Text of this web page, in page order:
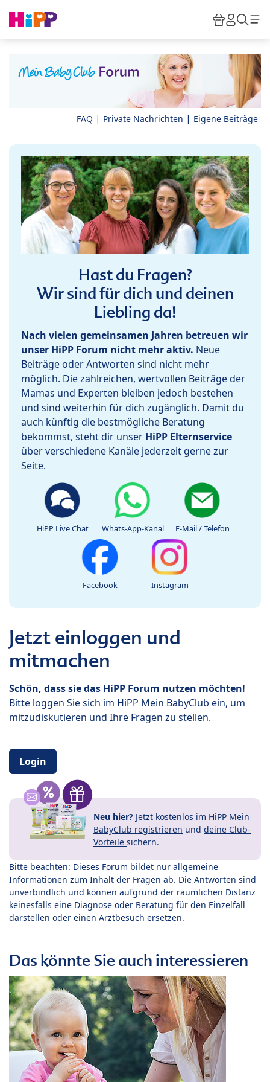
HiPP
FAQ | Private Nachrichten | Eigene Beiträge
Hast du Fragen?
Wir sind für dich und deinen
Liebling da!
Nach vielen gemeinsamen Jahren betreuen wir
unser HiPP Forum nicht mehr aktiv. Neue
Beiträge oder Antworten sind nicht mehr
möglich. Die zahlreichen, wertvollen Beiträge der
Mamas und Experten bleiben jedoch bestehen
und sind weiterhin für dich zugänglich. Damit du
auch künftig die bestmögliche Beratung
bekommst, steht dir unser HiPP Elternservice
über verschiedene Kanäle jederzeit gerne zur
Seite.
HiPP Live Chat Whats-App-Kanal E-Mail / Telefon
Facebook Instagram
Jetzt einloggen und
mitmachen
Schön, dass sie das HiPP Forum nutzen möchten!
Bitte loggen Sie sich im HiPP Mein BabyClub ein, um
mitzudiskutieren und Ihre Fragen zu stellen.
Login
Neu hier? Jetzt kostenlos im HiPP Mein
BabyClub registrieren und deine Club-
Vorteile sichern.
Bitte beachten: Dieses Forum bildet nur allgemeine
Informationen zum Inhalt der Fragen ab. Die Antworten sind
unverbindlich und können aufgrund der räumlichen Distanz
keinesfalls eine Diagnose oder Beratung für den Einzelfall
darstellen oder einen Arztbesuch ersetzen.
Das könnte Sie auch interessieren